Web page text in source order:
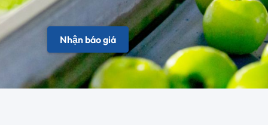
Nhận báo giá